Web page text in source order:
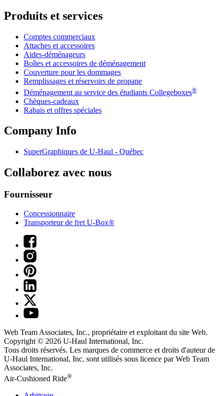
Produits et services
Comptes commerciaux
Attaches et accessoires
Aides-déménageurs
Boîtes et accessoires de déménagement
Couverture pour les dommages
Remplissages et réservoirs de propane
Déménagement au service des étudiants Collegeboxes®
Chèques-cadeaux
Rabais et offres spéciales
Company Info
SuperGraphiques de U-Haul - Québec
Collaborez avec nous
Fournisseur
Concessionnaire
Transporteur de fret U-Box®
Web Team Associates, Inc., propriétaire et exploitant du site Web.
Copyright © 2026 U-Haul International, Inc.
Tous droits réservés. Les marques de commerce et droits d'auteur de
U-Haul International, Inc. sont utilisés sous licence par Web Team
Associates, Inc.
Air-Cushioned Ride®